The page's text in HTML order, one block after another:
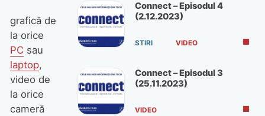
grafică de
la orice
PCsau
laptop,
video de
la orice
cameră
Connect – Episodul 4
(2.12.2023)
STIRI VIDEO
Connect – Episodul 3
(25.11.2023)
VIDEO